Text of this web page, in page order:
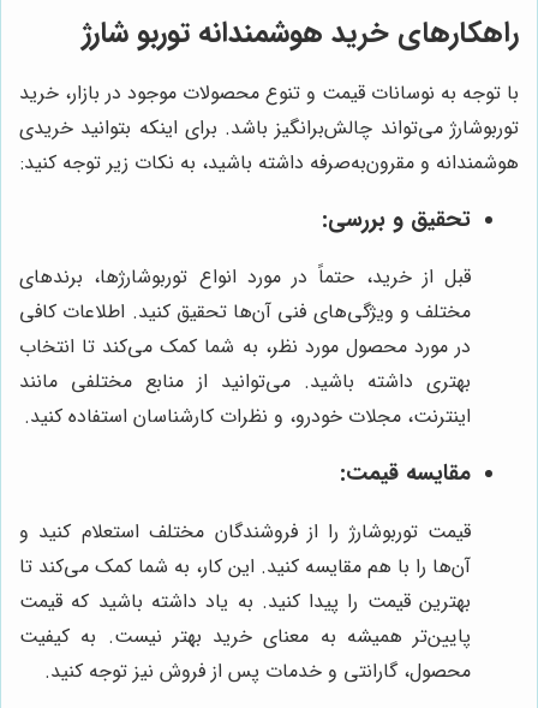
راهکارهای خرید هوشمندانه توربو شارژ
با توجه به نوسانات قیمت و تنوع محصولات موجود در بازار، خرید
توربوشارژ می‌تواند چالش‌برانگیز باشد. برای اینکه بتوانید خریدی
هوشمندانه و مقرون‌به‌صرفه داشته باشید، به نکات زیر توجه کنید:
تحقیق و بررسی:
قبل از خرید، حتماً در مورد انواع توربوشارژها، برندهای
مختلف و ویژگی‌های فنی آن‌ها تحقیق کنید. اطلاعات کافی
در مورد محصول مورد نظر، به شما کمک می‌کند تا انتخاب
بهتری داشته باشید. می‌توانید از منابع مختلفی مانند
اینترنت، مجلات خودرو، و نظرات کارشناسان استفاده کنید.
مقایسه قیمت:
قیمت توربوشارژ را از فروشندگان مختلف استعلام کنید و
آن‌ها را با هم مقایسه کنید. این کار، به شما کمک می‌کند تا
بهترین قیمت را پیدا کنید. به یاد داشته باشید که قیمت
پایین‌تر همیشه به معنای خرید بهتر نیست. به کیفیت
محصول، گارانتی و خدمات پس از فروش نیز توجه کنید.